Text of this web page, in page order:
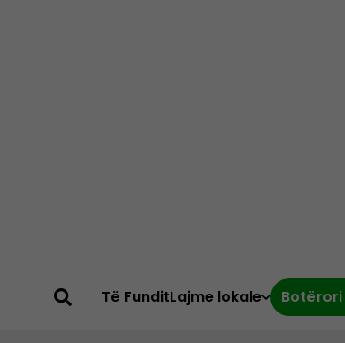
Të FunditLajme lokale